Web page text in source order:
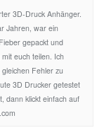
3D-Druck Anhänger.
Jahren, war ein
gepackt und
euch teilen. Ich
Fehler zu
3D Drucker getestet
dann klickt einfach auf